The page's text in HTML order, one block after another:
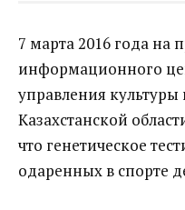
7 марта 2016 года на
информационного
управления культуры
Казахстанской
что генетическое
одаренных в спорте